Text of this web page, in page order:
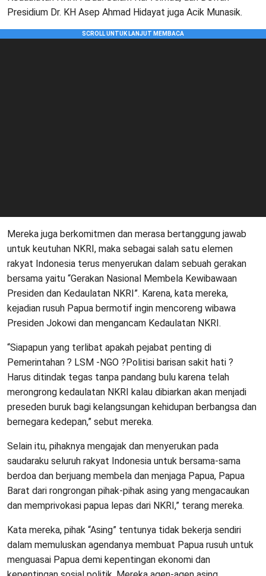
Presidium Dr. KH Asep Ahmad Hidayat juga Acik Munasik.
Mereka juga berkomitmen dan merasa bertanggung jawab
untuk keutuhan NKRI, maka sebagai salah satu elemen
rakyat Indonesia terus menyerukan dalam sebuah gerakan
bersama yaitu “Gerakan Nasional Membela Kewibawaan
Presiden dan Kedaulatan NKRI”. Karena, kata mereka,
kejadian rusuh Papua bermotif ingin mencoreng wibawa
Presiden Jokowi dan mengancam Kedaulatan NKRI.
“Siapapun yang terlibat apakah pejabat penting di
Pemerintahan ? LSM -NGO ?Politisi barisan sakit hati ?
Harus ditindak tegas tanpa pandang bulu karena telah
merongrong kedaulatan NKRI kalau dibiarkan akan menjadi
preseden buruk bagi kelangsungan kehidupan berbangsa dan
bernegara kedepan,” sebut mereka.
Selain itu, pihaknya mengajak dan menyerukan pada
saudaraku seluruh rakyat Indonesia untuk bersama-sama
berdoa dan berjuang membela dan menjaga Papua, Papua
Barat dari rongrongan pihak-pihak asing yang mengacaukan
dan memprivokasi papua lepas dari NKRI,” terang mereka.
Kata mereka, pihak “Asing” tentunya tidak bekerja sendiri
dalam memuluskan agendanya membuat Papua rusuh untuk
menguasai Papua demi kepentingan ekonomi dan